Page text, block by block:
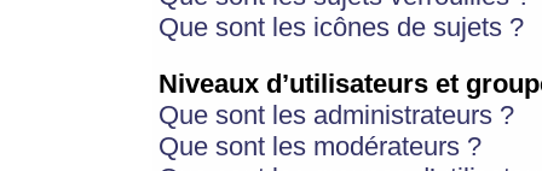
Que sont les icônes de sujets ?
Niveaux d’utilisateurs et
Que sont les administrateurs ?
Que sont les modérateurs ?